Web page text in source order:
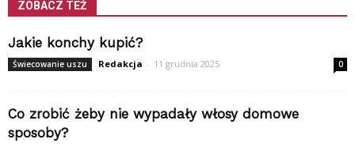
ZOBACZ TEŻ
Jakie konchy kupić?
Świecowanie uszu Redakcja - 11 grudnia 2025 0
Co zrobić żeby nie wypadały włosy domowe
sposoby?